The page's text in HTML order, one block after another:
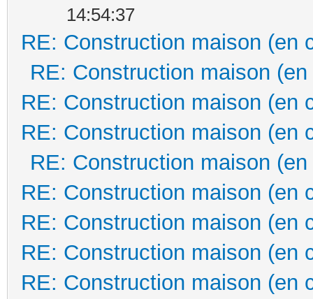
14:54:37
RE: Construction maison (en
RE: Construction maison
RE: Construction maison (en
RE: Construction maison (en
RE: Construction maison
RE: Construction maison (en
RE: Construction maison (en
RE: Construction maison (en
RE: Construction maison (en